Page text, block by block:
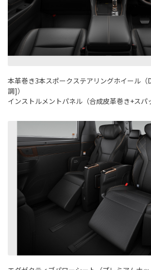
本革巻き3本スポークステアリングホイール（
調]）
インストルメントパネル（合成皮革巻き+スパ